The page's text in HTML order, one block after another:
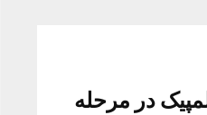
در مرحله